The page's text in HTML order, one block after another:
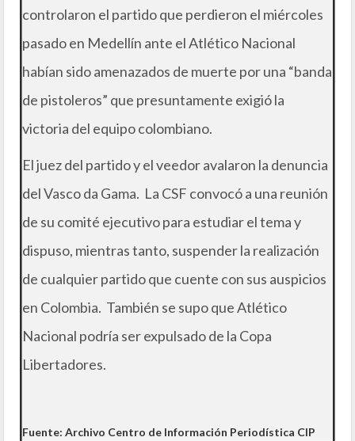
controlaron el partido que perdieron el miércoles
pasado en Medellín ante el Atlético Nacional
habían sido amenazados de muerte por una “banda
de pistoleros” que presuntamente exigió la
victoria del equipo colombiano.
El juez del partido y el veedor avalaron la denuncia
del Vasco da Gama. La CSF convocó a una reunión
de su comité ejecutivo para estudiar el tema y
dispuso, mientras tanto, suspender la realización
de cualquier partido que cuente con sus auspicios
en Colombia. También se supo que Atlético
Nacional podría ser expulsado de la Copa
Libertadores.
Fuente: Archivo Centro de Información Periodística CIP